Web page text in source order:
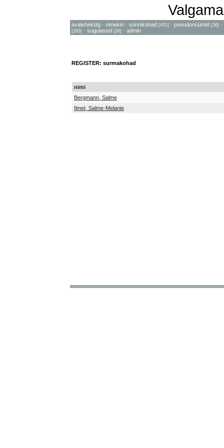
avalehekülg · nimekiri · sünnikohad [451] · pseudonüümid [36] ·
[265] · sugulased [26] · admin
REGISTER: surmakohad
nimi
Bergmann, Salme
Ilmet, Salme-Melanie